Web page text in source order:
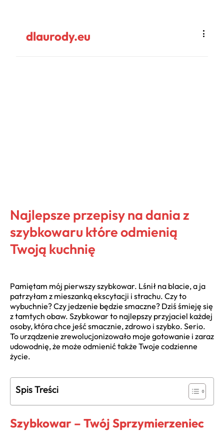
dlaurody.eu
Najlepsze przepisy na dania z
szybkowaru które odmienią
Twoją kuchnię
Pamiętam mój pierwszy szybkowar. Lśnił na blacie, a ja
patrzyłam z mieszanką ekscytacji i strachu. Czy to
wybuchnie? Czy jedzenie będzie smaczne? Dziś śmieję się
z tamtych obaw. Szybkowar to najlepszy przyjaciel każdej
osoby, która chce jeść smacznie, zdrowo i szybko. Serio.
To urządzenie zrewolucjonizowało moje gotowanie i zaraz
udowodnię, że może odmienić także Twoje codzienne
życie.
Spis Treści
Szybkowar – Twój Sprzymierzeniec